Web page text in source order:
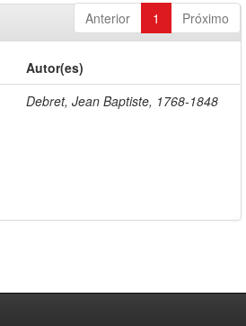
Anterior 1 Próximo
Autor(es)
Debret, Jean Baptiste, 1768-1848